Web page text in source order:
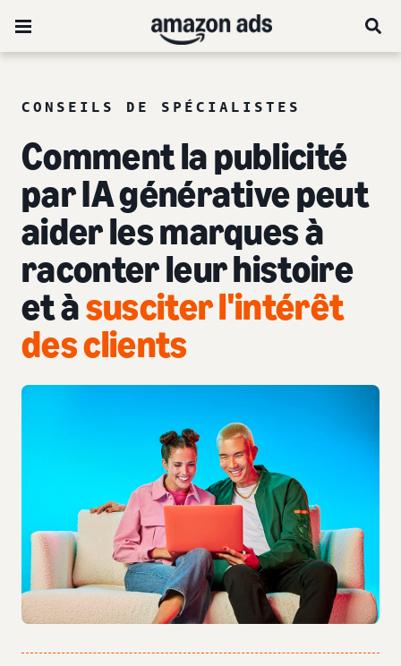
CONSEILS DE SPÉCIALISTES
Comment la publicité
par IA générative peut
aider les marques à
raconter leur histoire
et àsusciter l'intérêt
des clients